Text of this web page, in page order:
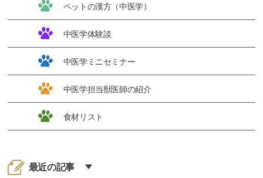
ペットの漢方（中医学）
中医学体験談
中医学ミニセミナー
中医学担当獣医師の紹介
食材リスト
最近の記事